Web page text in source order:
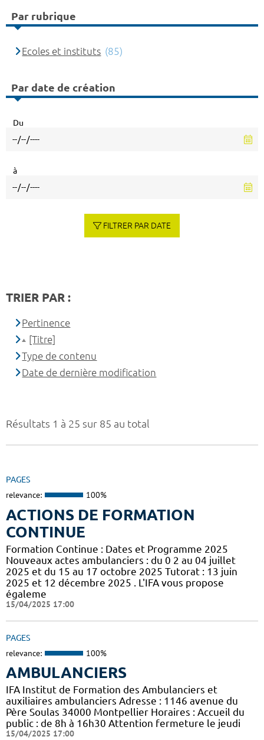
Résultats 1 à 25 sur 85 au total
PAGES
relevance: 100%
ACTIONS DE FORMATION
CONTINUE
Formation Continue : Dates et Programme 2025
Nouveaux actes ambulanciers : du 0 2 au 04 juillet
2025 et du 15 au 17 octobre 2025 Tutorat : 13 juin
2025 et 12 décembre 2025 . L'IFA vous propose
égaleme
15/04/2025 17:00
PAGES
relevance: 100%
AMBULANCIERS
IFA Institut de Formation des Ambulanciers et
auxiliaires ambulanciers Adresse : 1146 avenue du
Père Soulas 34000 Montpellier Horaires : Accueil du
public : de 8h à 16h30 Attention fermeture le jeudi
15/04/2025 17:00
Par rubrique
Ecoles et instituts (85)
Par date de création
Du
à
FILTRER PAR DATE
TRIER PAR :
Pertinence
[Titre]
Type de contenu
Date de dernière modification